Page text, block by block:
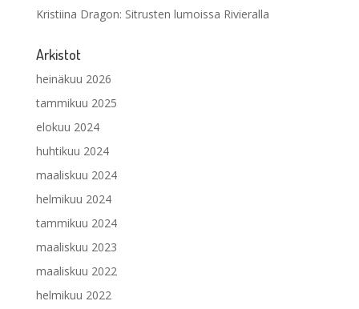
Kristiina Dragon: Sitrusten lumoissa Rivieralla
Arkistot
heinäkuu 2026
tammikuu 2025
elokuu 2024
huhtikuu 2024
maaliskuu 2024
helmikuu 2024
tammikuu 2024
maaliskuu 2023
maaliskuu 2022
helmikuu 2022